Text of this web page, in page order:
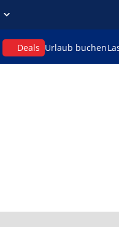
Deals Urlaub buchen